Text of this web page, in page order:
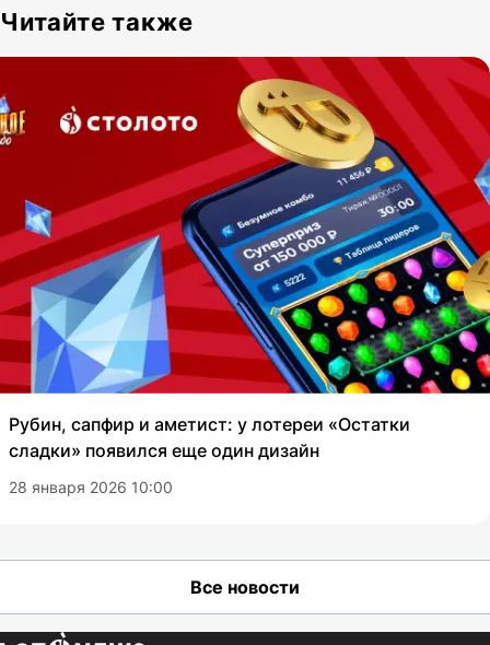
Читайте также
Рубин, сапфир и аметист: у лотереи «Остатки
сладки» появился еще один дизайн
28 января 2026 10:00
Все новости